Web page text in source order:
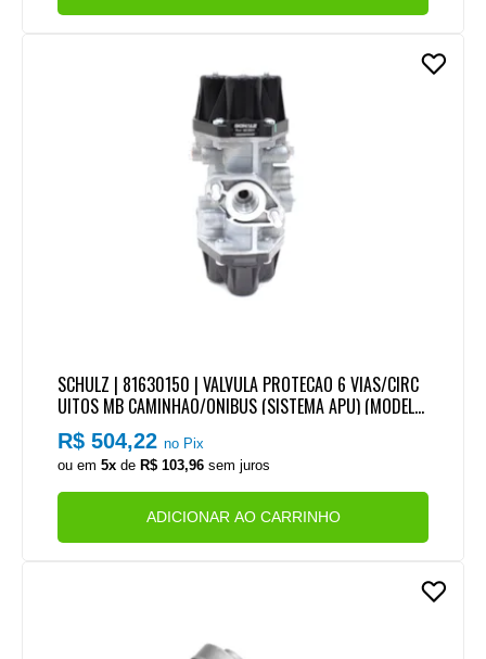
SCHULZ | 81630150 | VALVULA PROTECAO 6 VIAS/CIRC
UITOS MB CAMINHAO/ONIBUS (SISTEMA APU) (MODELO
WABCO)
R$ 504,22no Pix
ou em5x deR$ 103,96 sem juros
ADICIONAR AO CARRINHO